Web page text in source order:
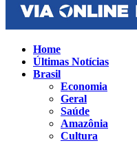
Home
Últimas Notícias
Brasil
Economia
Geral
Saúde
Amazônia
Cultura